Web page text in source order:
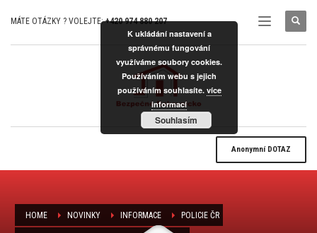
MÁTE OTÁZKY ? VOLEJTE:+420 974 880 207
AnonymníDOTAZ
HOME NOVINKY INFORMACE POLICIE ČR
K ukládání nastavení a
správnému fungování
využíváme soubory cookies.
Používáním webu s jejich
používáním souhlasíte. více
informací
Souhlasím